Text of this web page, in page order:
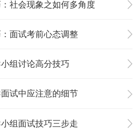
社会现象之如何多角度
面试考前心态调整
组讨论高分技巧
试中应注意的细节
组面试技巧三步走